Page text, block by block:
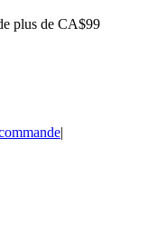
plus de CA$99
|